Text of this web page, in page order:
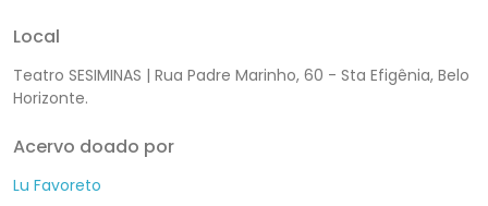
Local
Teatro SESIMINAS | Rua Padre Marinho, 60 - Sta Efigênia, Belo
Horizonte.
Acervo doado por
Lu Favoreto